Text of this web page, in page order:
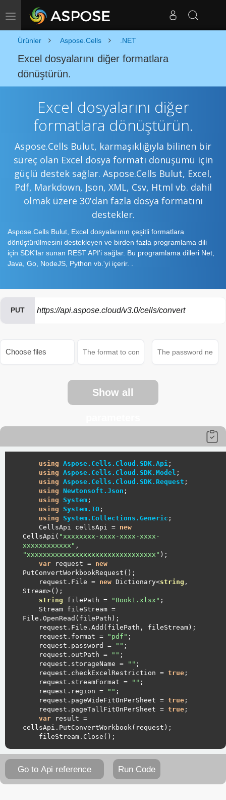
Gezinmeyi Değiştir
Ürünler Aspose.Cells .NET
Excel dosyalarını diğer formatlara
dönüştürün.
Excel dosyalarını diğer
formatlara dönüştürün.
Aspose.Cells Bulut, karmaşıklığıyla bilinen bir
süreç olan Excel dosya formatı dönüşümü için
güçlü destek sağlar. Aspose.Cells Bulut, Excel,
Pdf, Markdown, Json, XML, Csv, Html vb. dahil
olmak üzere 30'dan fazla dosya formatını
destekler.
Aspose.Cells Bulut, Excel dosyalarının çeşitli formatlara
dönüştürülmesini destekleyen ve birden fazla programlama dili
için SDK'lar sunan REST API'i sağlar. Bu programlama dilleri Net,
Java, Go, NodeJS, Python vb.'yi içerir. .
PUT https://api.aspose.cloud/v3.0/cells/convert
Choose files
Show all
using Aspose.Cells.Cloud.SDK.Api
using Aspose.Cells.Cloud.SDK.Model
using Aspose.Cells.Cloud.SDK.Request
using Newtonsoft.Json
using System
using System.IO
using System.Collections.Generic
	CellsApi cellsApi =
new
CellsApi( "xxxxxxxx-xxxx-xxxx-xxxx-
xxxxxxxxxxxx"
"xxxxxxxxxxxxxxxxxxxxxxxxxxxxxxxx"
var request = new
	request.File =
new Dictionary<string ,
string filePath = "Book1.xlsx"
	request.format =
"pdf"
	request.password =
""
	request.outPath =
""
	request.storageName =
""
	request.checkExcelRestriction =
true
	request.streamFormat =
""
	request.region =
""
	request.pageWideFitOnPerSheet =
true
	request.pageTallFitOnPerSheet =
true
var result =
Go to Api reference Run Code